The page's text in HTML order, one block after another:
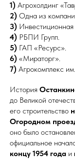
1) Агрохолдинг
2) Одна из
3)
4) РБПИ Групп.
5) ГАП «Ресурс».
6) «Мираторг».
7) Агрокомплекс
История
до Великой
его строительство
Огородном
оно было
официальное
концу 1954 года и